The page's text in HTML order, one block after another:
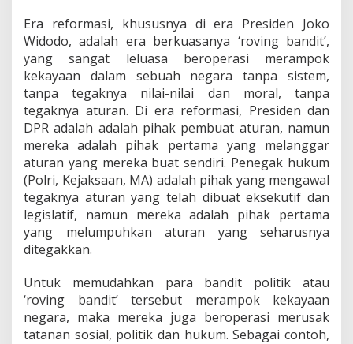
Era reformasi, khususnya di era Presiden Joko
Widodo, adalah era berkuasanya ‘roving bandit’,
yang sangat leluasa beroperasi merampok
kekayaan dalam sebuah negara tanpa sistem,
tanpa tegaknya nilai-nilai dan moral, tanpa
tegaknya aturan. Di era reformasi, Presiden dan
DPR adalah adalah pihak pembuat aturan, namun
mereka adalah pihak pertama yang melanggar
aturan yang mereka buat sendiri. Penegak hukum
(Polri, Kejaksaan, MA) adalah pihak yang mengawal
tegaknya aturan yang telah dibuat eksekutif dan
legislatif, namun mereka adalah pihak pertama
yang melumpuhkan aturan yang seharusnya
ditegakkan.
Untuk memudahkan para bandit politik atau
‘roving bandit’ tersebut merampok kekayaan
negara, maka mereka juga beroperasi merusak
tatanan sosial, politik dan hukum. Sebagai contoh,